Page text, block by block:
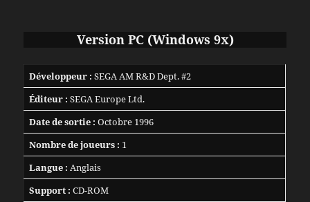
Version PC (Windows 9x)
Développeur : SEGA AM R&D Dept. #2
Éditeur : SEGA Europe Ltd.
Date de sortie : Octobre 1996
Nombre de joueurs : 1
Langue : Anglais
Support : CD-ROM